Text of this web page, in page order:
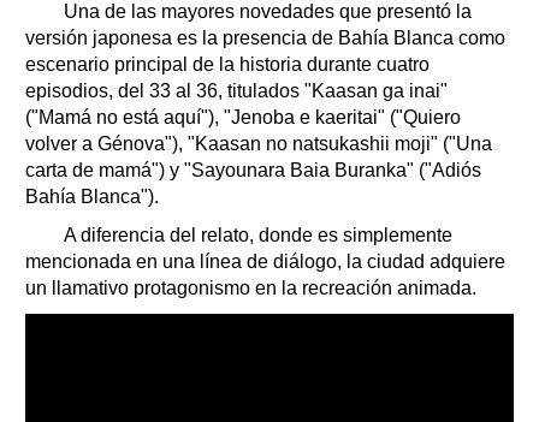
Una de las mayores novedades que presentó la
versión japonesa es la presencia de Bahía Blanca como
escenario principal de la historia durante cuatro
episodios, del 33 al 36, titulados "Kaasan ga inai"
("Mamá no está aquí"), "Jenoba e kaeritai" ("Quiero
volver a Génova"), "Kaasan no natsukashii moji" ("Una
carta de mamá") y "Sayounara Baia Buranka" ("Adiós
Bahía Blanca").
A diferencia del relato, donde es simplemente
mencionada en una línea de diálogo, la ciudad adquiere
un llamativo protagonismo en la recreación animada.